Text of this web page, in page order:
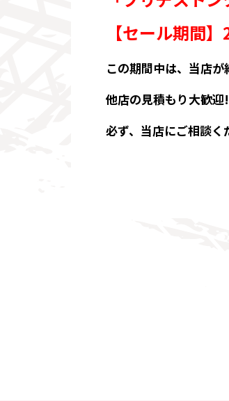
【セール期間
この期間中は、当店
他店の見積もり大歓
必ず、当店にご相談く